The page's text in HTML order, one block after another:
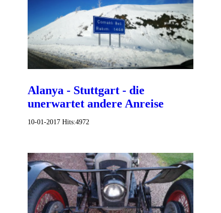
Alanya - Stuttgart - die
unerwartet andere Anreise
10-01-2017 Hits:4972